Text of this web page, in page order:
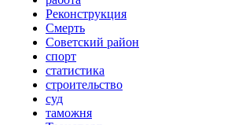
Реконструкция
Смерть
Советский район
спорт
статистика
строительство
суд
таможня